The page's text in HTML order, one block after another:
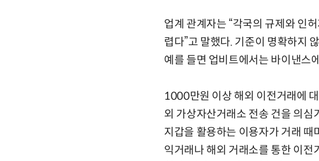
업계 관계자는 “각국의 규제와 인
렵다”고 말했다. 기준이 명확하지
예를 들면 업비트에서는 바이낸스
1000만원 이상 해외 이전거래에
외 가상자산거래소 전송 건을 의심
지갑을 활용하는 이용자가 거래 때
익거래나 해외 거래소를 통한 이